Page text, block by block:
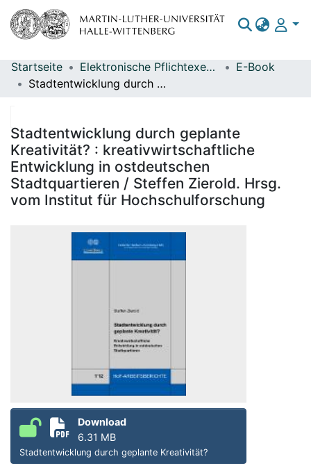
Bereiche & Sammlungen
Statistiken
Startseite Elektronische Pflichtexemplare
E-Book
Stadtentwicklung durch geplante Kreativität? : kreativwirtschaftliche Entwicklung in ostdeutschen Stadtquartieren / Steffen Zierold. Hrsg. vom Institut für Hochschulforschung
Stadtentwicklung durch geplante
Kreativität? : kreativwirtschaftliche
Entwicklung in ostdeutschen
Stadtquartieren / Steffen Zierold. Hrsg.
vom Institut für Hochschulforschung
Download
6.31 MB
Stadtentwicklung durch geplante Kreativität?